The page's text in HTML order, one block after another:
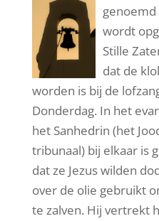
wordt
Stille
dat de
worden is bij de
Donderdag. In het
het Sanhedrin (het
tribunaal) bij elkaar is
dat ze Jezus wilden
over de olie gebruikt
te zalven. Hij vertrekt